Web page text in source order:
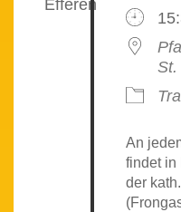
St.
An
findet in
der